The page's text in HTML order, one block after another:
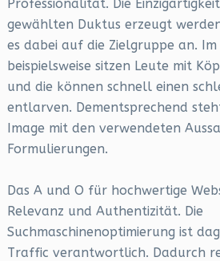
Professionalität. Die
gewählten Duktus erzeugt
es dabei auf die Zielgruppe an. Im
beispielsweise sitzen Leute mit
und die können schnell einen
entlarven. Dementsprechend
Image mit den verwendeten
Formulierungen.
Das A und O für hochwertige
Relevanz und Authentizität. Die
Suchmaschinenoptimierung ist
Traffic verantwortlich. Dadurch